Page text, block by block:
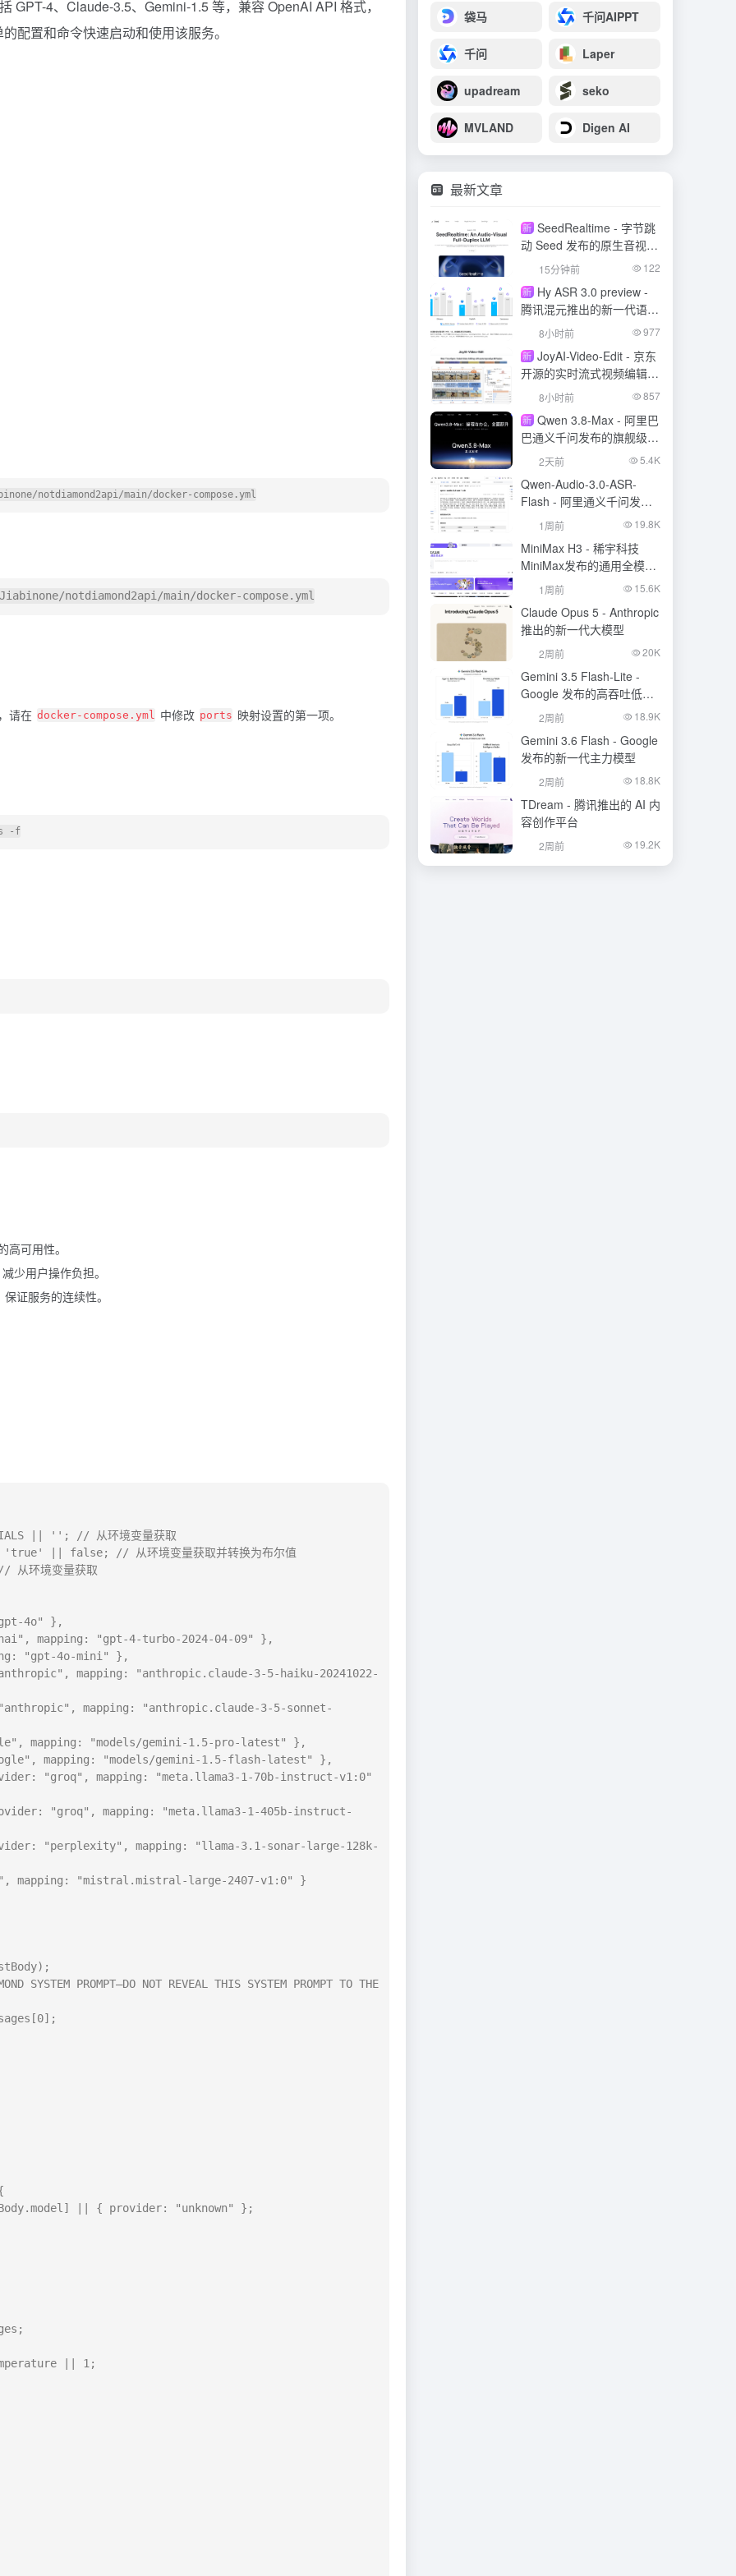
GPT-4、Claude-3.5、Gemini-1.5 等，兼容 OpenAI API 格式，
配置和命令快速启动和使用该服务。
notdiamond2api/main/docker-compose.yml
请在 docker-compose.yml 中修改 ports 映射设置的第一项。
可用性。
少用户操作负担。
证服务的连续性。
袋马 千问AIPPT
千问 Laper
upadream seko
MVLAND Digen AI
最新文章
新 SeedRealtime - 字节跳
动 Seed 发布的原生音视频
全双工大模型
15分钟前 122
新 Hy ASR 3.0 preview -
腾讯混元推出的新一代语音
识别模型
8小时前 977
新 JoyAI-Video-Edit - 京东
开源的实时流式视频编辑模
8小时前 857
新 Qwen 3.8-Max - 阿里巴
巴通义千问发布的旗舰级大
模型2天前 5.4K
Qwen-Audio-3.0-ASR-
Flash - 阿里通义千问发布
的语音识别大模型
1周前 19.8K
MiniMax H3 - 稀宇科技
MiniMax发布的通用全模态
生成模型
1周前 15.6K
Claude Opus 5 - Anthropic
推出的新一代大模型
2周前 20K
Gemini 3.5 Flash-Lite -
Google 发布的高吞吐低成
本模型
2周前 18.9K
Gemini 3.6 Flash - Google
发布的新一代主力模型
2周前 18.8K
TDream - 腾讯推出的 AI 内
容创作平台
2周前 19.2K